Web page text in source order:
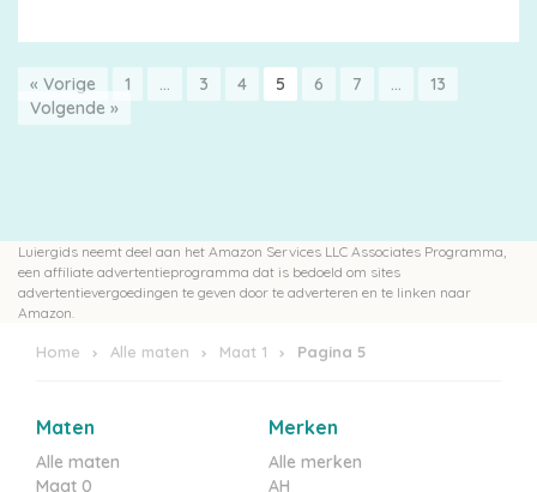
« Vorige 1 … 3 4 5 6 7 …
13
Volgende »
Luiergids neemt deel aan het Amazon Services LLC Associates Programma,
een affiliate advertentieprogramma dat is bedoeld om sites
advertentievergoedingen te geven door te adverteren en te linken naar
Amazon.
Home Alle maten Maat 1 Pagina 5
Maten
Alle maten
Maat 0
Merken
Alle merken
AH